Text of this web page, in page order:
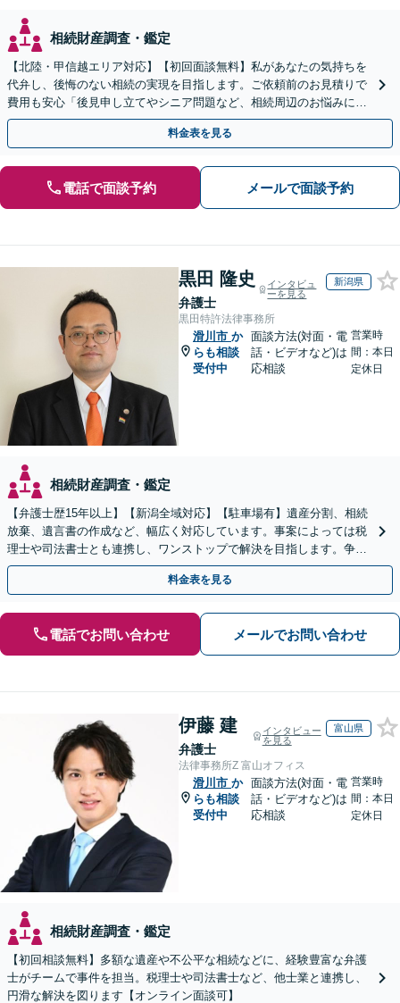
相続財産調査・鑑定
【北陸・甲信越エリア対応】【初回面談無料】私があなたの気持ちを
代弁し、後悔のない相続の実現を目指します。ご依頼前のお見積りで
費用も安心「後見申し立てやシニア問題など、相続周辺のお悩みにも
対処可能」【WEB面談対応】
料金表を見る
電話で面談予約 メールで面談予約
黒田 隆史
弁護士
インタビュ
ーを見る
新潟県
黒田特許法律事務所
滑川市 か
らも相談
受付中
面談方法(対面・電
話・ビデオなど)は
応相談
営業時
間：本日
定休日
相続財産調査・鑑定
【弁護士歴15年以上】【新潟全域対応】【駐車場有】遺産分割、相続
放棄、遺言書の作成など、幅広く対応しています。事案によっては税
理士や司法書士とも連携し、ワンストップで解決を目指します。争い
を防ぐためにもぜひご相談ください。【分割払い可】
料金表を見る
電話でお問い合わせ メールでお問い合わせ
伊藤 建
弁護士
インタビュー
を見る
富山県
法律事務所Z 富山オフィス
滑川市 か
らも相談
受付中
面談方法(対面・電
話・ビデオなど)は
応相談
営業時
間：本日
定休日
相続財産調査・鑑定
【初回相談無料】多額な遺産や不公平な相続などに、経験豊富な弁護
士がチームで事件を担当。税理士や司法書士など、他士業と連携し、
円滑な解決を図ります【オンライン面談可】